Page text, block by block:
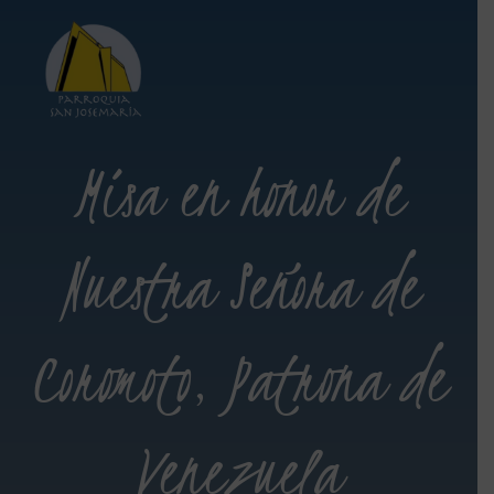
Misa en honor de
Nuestra Señora de
Coromoto, Patrona de
Venezuela